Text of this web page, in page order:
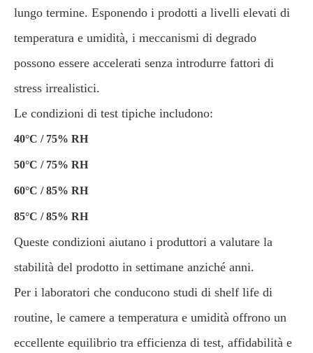
lungo termine. Esponendo i prodotti a livelli elevati di
temperatura e umidità, i meccanismi di degrado
possono essere accelerati senza introdurre fattori di
stress irrealistici.
Le condizioni di test tipiche includono:
40°C / 75% RH
50°C / 75% RH
60°C / 85% RH
85°C / 85% RH
Queste condizioni aiutano i produttori a valutare la
stabilità del prodotto in settimane anziché anni.
Per i laboratori che conducono studi di shelf life di
routine, le camere a temperatura e umidità offrono un
eccellente equilibrio tra efficienza di test, affidabilità e